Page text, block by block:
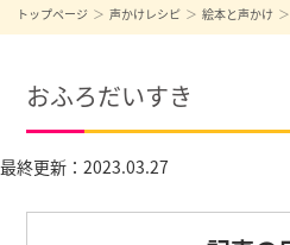
トップページ 声かけレシピ 絵本と声かけ
おふろだいすき
最終更新：2023.03.27